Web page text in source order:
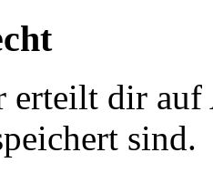
erteilt dir
sind.